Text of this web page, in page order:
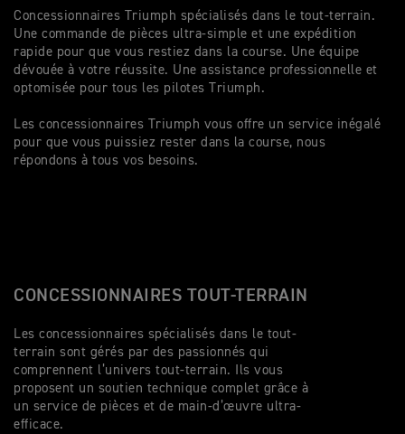
Concessionnaires Triumph spécialisés dans le tout-terrain.
Une commande de pièces ultra-simple et une expédition
rapide pour que vous restiez dans la course. Une équipe
dévouée à votre réussite. Une assistance professionnelle et
optomisée pour tous les pilotes Triumph.
Les concessionnaires Triumph vous offre un service inégalé
pour que vous puissiez rester dans la course, nous
répondons à tous vos besoins.
CONCESSIONNAIRES TOUT-TERRAIN
Les concessionnaires spécialisés dans le tout-
terrain sont gérés par des passionnés qui
comprennent l’univers tout-terrain. Ils vous
proposent un soutien technique complet grâce à
un service de pièces et de main-d’œuvre ultra-
efficace.